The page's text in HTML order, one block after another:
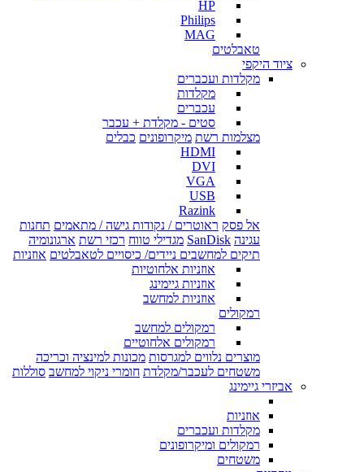
HP
Philips
MAG
טאבלטים
ציוד היקפי
מקלדות ועכברים
מקלדות
עכברים
סטים - מקלדת + עכבר
מצלמות רשת מיקרופונים כבלים
HDMI
DVI
VGA
USB
Razink
אל פסק ראוטרים / נקודות גישה / מתאמים תחנות
עגינה SanDisk מגדילי טווח רכזי רשת ארגונומיה
תיקים למחשבים ניידים/ כיסויים לטאבלטים אוזניות
אוזניות אלחוטיות
אוזניות גיימינג
אוזניות למחשב
רמקולים
רמקולים למחשב
רמקולים אלחוטיים
מוצרים נלווים למגרסות מכונות למינציה וכריכה
משטחים לעכבר/מקלדת חומרי ניקוי למחשב סוללות
אביזרי גיימינג
אוזניות
מקלדות ועכברים
רמקולים ומיקרופונים
משטחים